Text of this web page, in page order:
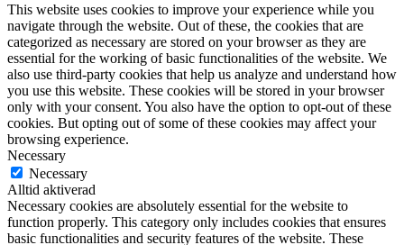
This website uses cookies to improve your experience while you
navigate through the website. Out of these, the cookies that are
categorized as necessary are stored on your browser as they are
essential for the working of basic functionalities of the website. We
also use third-party cookies that help us analyze and understand how
you use this website. These cookies will be stored in your browser
only with your consent. You also have the option to opt-out of these
cookies. But opting out of some of these cookies may affect your
browsing experience.
Necessary
Necessary
Alltid aktiverad
Necessary cookies are absolutely essential for the website to
function properly. This category only includes cookies that ensures
basic functionalities and security features of the website. These